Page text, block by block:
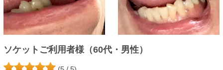
ソケットご利用者様（60代・男性）